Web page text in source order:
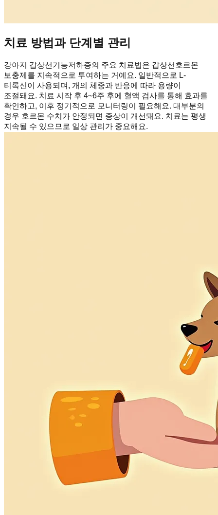
치료 방법과 단계별 관리
강아지 갑상선기능저하증의 주요 치료법은 갑상선호르몬
보충제를 지속적으로 투여하는 거예요. 일반적으로 L-
티록신이 사용되며, 개의 체중과 반응에 따라 용량이
조절돼요. 치료 시작 후 4~6주 후에 혈액 검사를 통해 효과를
확인하고, 이후 정기적으로 모니터링이 필요해요. 대부분의
경우 호르몬 수치가 안정되면 증상이 개선돼요. 치료는 평생
지속될 수 있으므로 일상 관리가 중요해요.